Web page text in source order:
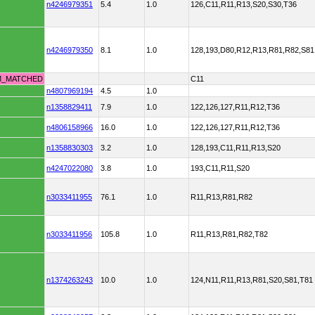
n4246979351 5.4 1.0 126,C11,R11,R13,S20,S30,T36
n4246979350 8.1 1.0
C11
n4807969194 4.5 1.0
n1358829411 7.9 1.0 122,126,127,R11,R12,T36
n4806158966 16.0 1.0 122,126,127,R11,R12,T36
n1358830303 3.2 1.0 128,193,C11,R11,R13,S20
n4247022080 3.8 1.0 193,C11,R11,S20
n3033411955 76.1 1.0 R11,R13,R81,R82
n3033411956 105.8 1.0 R11,R13,R81,R82,T82
n1374263243 10.0 1.0 124,N11,R11,R13,R81,S20,S81,T81